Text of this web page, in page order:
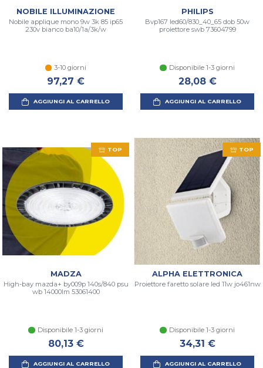
NOBILE ILLUMINAZIONE
Nobile applique mono 9w 3k 85 ip65
230v bianco ba10/1a/3k/w
3-10 giorni
97,27 €
AGGIUNGI AL CARRELLO
PHILIPS
Bvp167 led60/830_40_65 dob 50w
proiettore swb 73604799
Disponibile 1-3 giorni
28,08 €
AGGIUNGI AL CARRELLO
TOP
MADZA
High-bay mazda+ by009p 140s/840 psu
wb 14000lm 53061400
Disponibile 1-3 giorni
80,13 €
AGGIUNGI AL CARRELLO
TOP
ALPHA ELETTRONICA
Proiettore faretto solare led 11w jo461nw
Disponibile 1-3 giorni
34,31 €
AGGIUNGI AL CARRELLO